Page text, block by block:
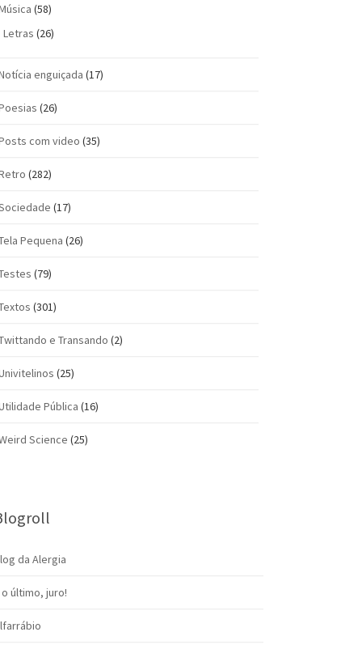
(58)
Letras (26)
enguiçada (17)
(26)
com vi­deo (35)
(282)
(17)
Pequena (26)
(79)
(301)
e Transando (2)
(25)
Pública (16)
Science (25)
da Alergia
o último, juro!